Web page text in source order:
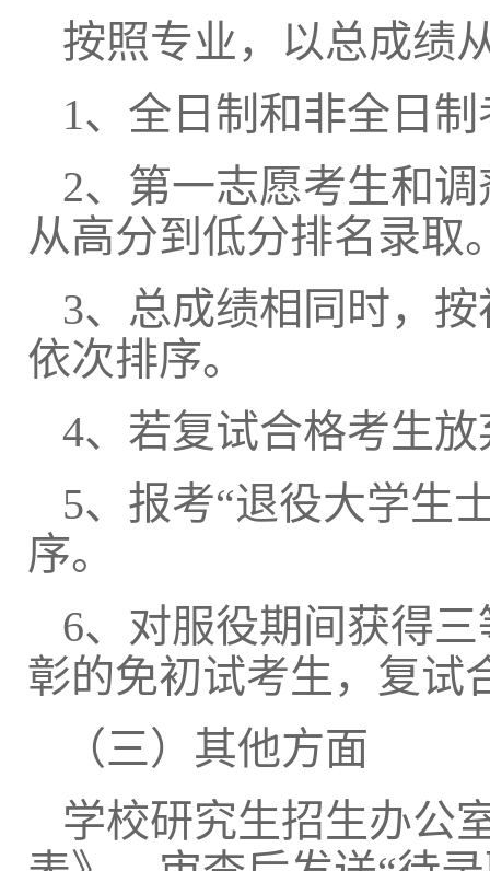
按照专业，以总成绩
1、全日制和非全日
2、第一志愿考生和
从高分到低分排名录取
3、总成绩相同时，
依次排序。
4、 若复试合格考生
5、 报考“退役大学生
序。
6、对服役期间获得
彰的免初试考生，复试
（三）其他方面
学校研究生招生办公